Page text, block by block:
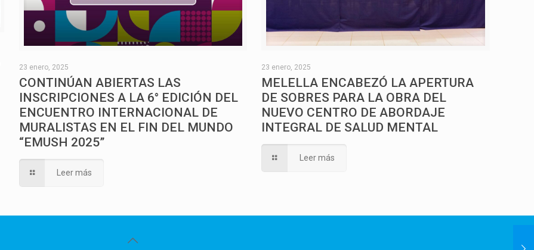
23 enero, 2025
CONTINÚAN ABIERTAS LAS
INSCRIPCIONES A LA 6° EDICIÓN DEL
ENCUENTRO INTERNACIONAL DE
MURALISTAS EN EL FIN DEL MUNDO
“EMUSH 2025”
Leer más
23 enero, 2025
MELELLA ENCABEZÓ LA APERTURA
DE SOBRES PARA LA OBRA DEL
NUEVO CENTRO DE ABORDAJE
INTEGRAL DE SALUD MENTAL
Leer más